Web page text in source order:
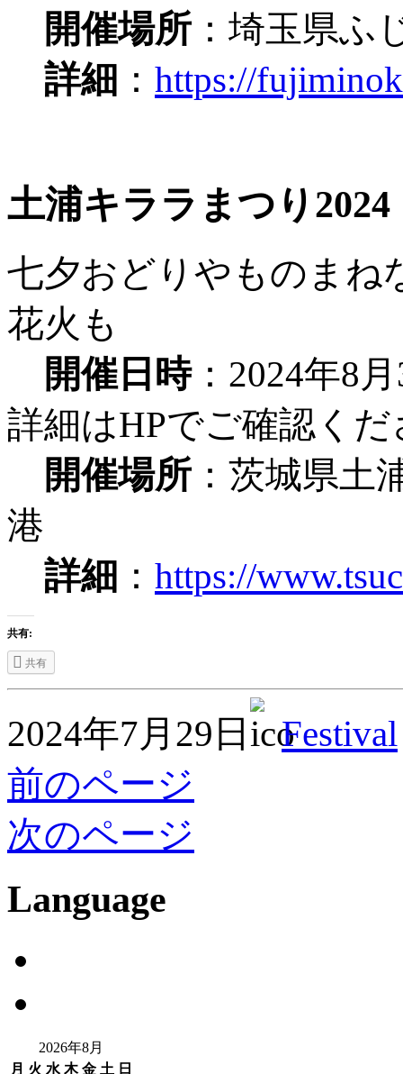
開催場所 ：埼玉県ふ
詳細 ： https://
土浦キララまつり2024
七夕おどりやものまね
花火も
開催日時：2024年8
詳細はHPでご確認くだ
開催場所 ：茨城県土
港
詳細 ： https://
共有:
共有
2024年7月29日
Festival
前のページ
次のページ
Language
2026年8月
月 火 水 木 金 土 日